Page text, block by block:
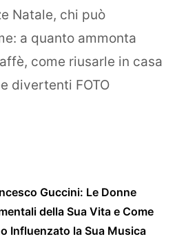
Natale, chi può
a quanto ammonta
come riusarle in casa
divertenti FOTO
Guccini: Le Donne
della Sua Vita e Come
Influenzato la Sua Musica